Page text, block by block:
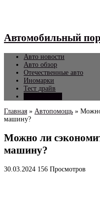
Автомобильный
Авто новости
Авто обзор
Отечественные авто
Иномарки
Тест драйв
Главная » Автопомощь » Можно
машину?
Можно ли
машину?
30.03.2024 156 Просмотров